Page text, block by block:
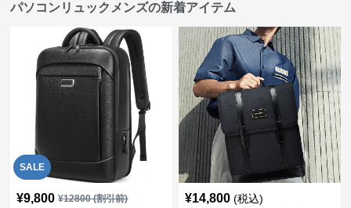
パソコンリュックメンズの新着アイテム
SALE
¥9,800 ¥12800(割引前) ¥14,800 (税込)